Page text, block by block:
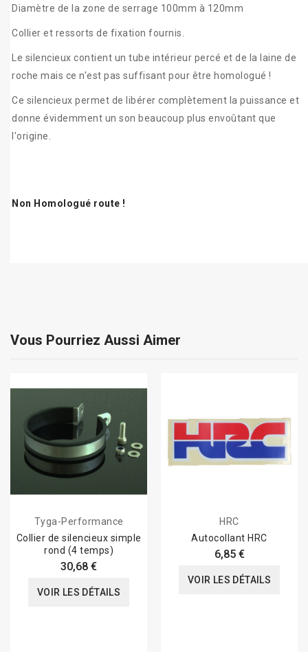
Diamètre de la zone de serrage 100mm à 120mm
Collier et ressorts de fixation fournis.
Le silencieux contient un tube intérieur percé et de la laine de
roche mais ce n'est pas suffisant pour être homologué !
Ce silencieux permet de libérer complètement la puissance et
donne évidemment un son beaucoup plus envoûtant que
l'origine.
Non Homologué route !
Vous Pourriez Aussi Aimer
Tyga-Performance
Collier de silencieux simple
rond (4 temps)
30,68 €
VOIR LES DÉTAILS
HRC
Autocollant HRC
6,85 €
VOIR LES DÉTAILS